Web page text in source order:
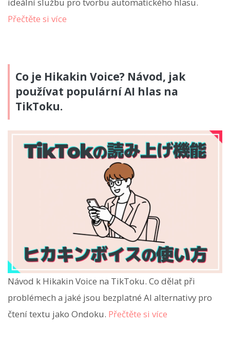
Přečtěte si více
Co je Hikakin Voice? Návod, jak
používat populární AI hlas na
TikToku.
Návod k Hikakin Voice na TikToku. Co dělat při
problémech a jaké jsou bezplatné AI alternativy pro
čtení textu jako Ondoku. Přečtěte si více